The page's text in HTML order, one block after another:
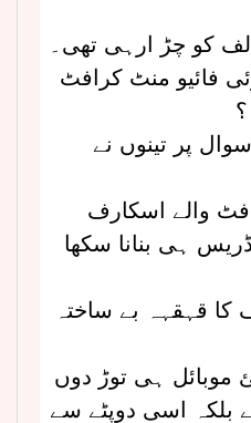
کو چڑ ارہی تھی۔
فائیو منٹ کرافٹ
پر تینوں نے
والے اسکارف
ہی بنانا سکھا
قہقہہ بے ساختہ
موبائل ہی توڑ دوں
بلکہ اسی دوپٹے سے